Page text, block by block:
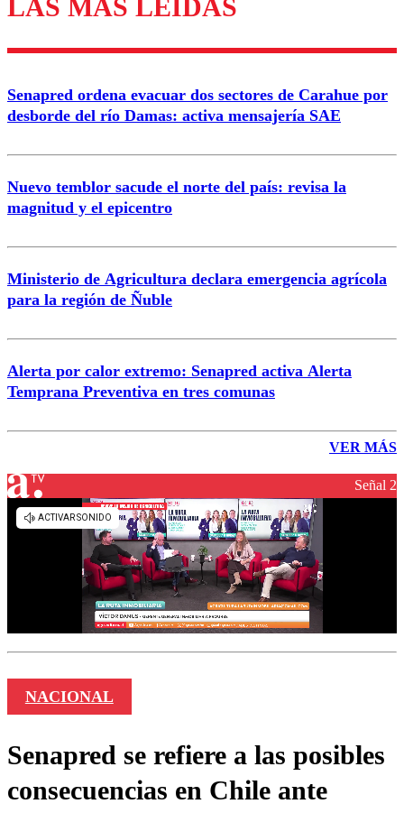
Enviar comentario
LAS MÁS LEÍDAS
Senapred ordena evacuar dos sectores de Carahue por
desborde del río Damas: activa mensajería SAE
Nuevo temblor sacude el norte del país: revisa la
magnitud y el epicentro
Ministerio de Agricultura declara emergencia agrícola
para la región de Ñuble
Alerta por calor extremo: Senapred activa Alerta
Temprana Preventiva en tres comunas
VER MÁS
Señal 2
NACIONAL
Senapred se refiere a las posibles
consecuencias en Chile ante